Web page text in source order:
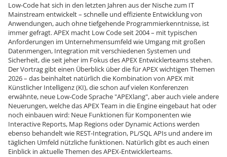
Low-Code hat sich in den letzten Jahren aus der Nische zum IT
Mainstream entwickelt – schnelle und effiziente Entwicklung von
Anwendungen, auch ohne tiefgehende Programmierkenntnisse, ist
immer gefragt. APEX macht Low Code seit 2004 – mit typischen
Anforderungen im Unternehmensumfeld wie Umgang mit großen
Datenmengen, Integration mit verschiedenen Systemen und
Sicherheit, die seit jeher im Fokus des APEX Entwicklerteams stehen.
Der Vortrag gibt einen Überblick über die für APEX wichtigen Themen
2026 – das beinhaltet natürlich die Kombination von APEX mit
Künstlicher Intelligenz (KI), die schon auf vielen Konferenzen
erwähnte, neue Low-Code Sprache "APEXlang", aber auch viele andere
Neuerungen, welche das APEX Team in die Engine eingebaut hat oder
noch einbauen wird: Neue Funktionen für Komponenten wie
Interactive Reports, Map Regions oder Dynamic Actions werden
ebenso behandelt wie REST-Integration, PL/SQL APIs und andere im
täglichen Umfeld nützliche funktionen. Natürlich gibt es auch einen
Einblick in aktuelle Themen des APEX-Entwicklerteams.